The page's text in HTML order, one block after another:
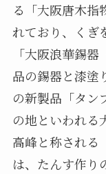
る「大阪唐木指
れており、くぎ
「大阪浪華錫
品の錫器と漆塗
の新製品「タン
の地といわれる
高峰と称される
は、たんす作り